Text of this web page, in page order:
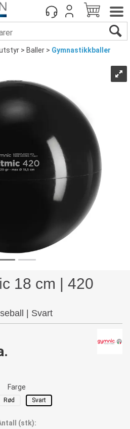
>Baller>Gymnastikkballer
18 cm | 420
| Svart
Farge
Rød Svart
(stk):